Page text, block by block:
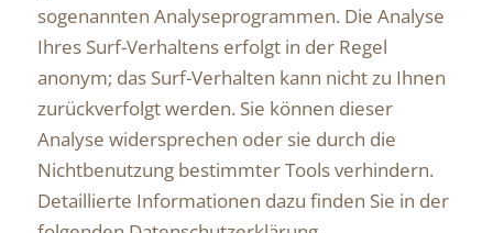
sogenannten Analyseprogrammen. Die Analyse
Ihres Surf-Verhaltens erfolgt in der Regel
anonym; das Surf-Verhalten kann nicht zu Ihnen
zurückverfolgt werden. Sie können dieser
Analyse widersprechen oder sie durch die
Nichtbenutzung bestimmter Tools verhindern.
Detaillierte Informationen dazu finden Sie in der